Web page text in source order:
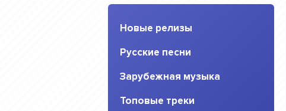
Новые релизы
Русские песни
Зарубежная музыка
Топовые треки